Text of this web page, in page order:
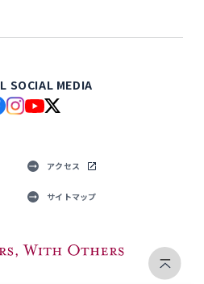
SOCIAL MEDIA
アクセス
サイトマップ